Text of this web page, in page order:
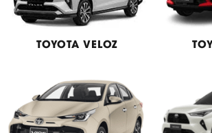
TOYOTA VELOZ